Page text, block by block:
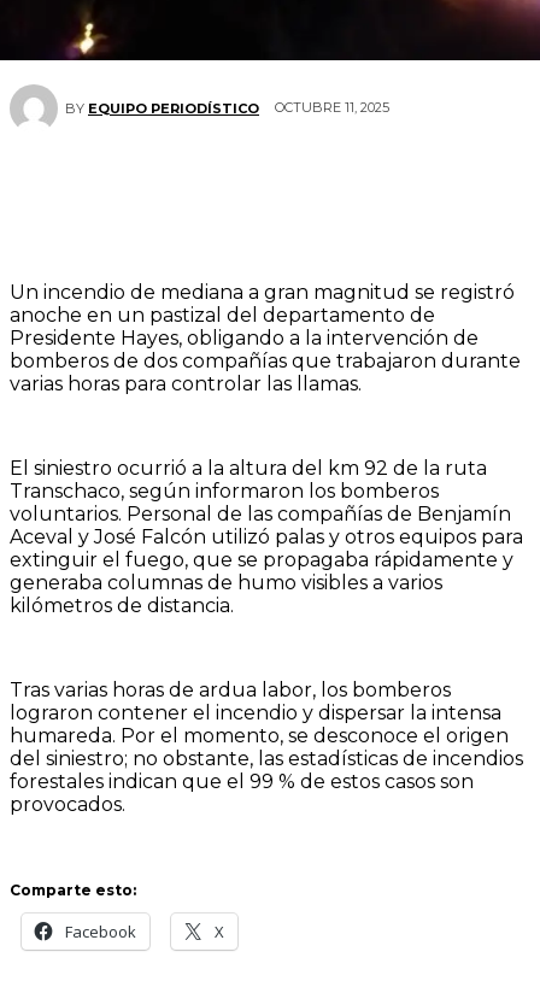
BY EQUIPO PERIODÍSTICO OCTUBRE 11, 2025
Un incendio de mediana a gran magnitud se registró
anoche en un pastizal del departamento de
Presidente Hayes, obligando a la intervención de
bomberos de dos compañías que trabajaron durante
varias horas para controlar las llamas.
El siniestro ocurrió a la altura del km 92 de la ruta
Transchaco, según informaron los bomberos
voluntarios. Personal de las compañías de Benjamín
Aceval y José Falcón utilizó palas y otros equipos para
extinguir el fuego, que se propagaba rápidamente y
generaba columnas de humo visibles a varios
kilómetros de distancia.
Tras varias horas de ardua labor, los bomberos
lograron contener el incendio y dispersar la intensa
humareda. Por el momento, se desconoce el origen
del siniestro; no obstante, las estadísticas de incendios
forestales indican que el 99 % de estos casos son
provocados.
Comparte esto:
Facebook X